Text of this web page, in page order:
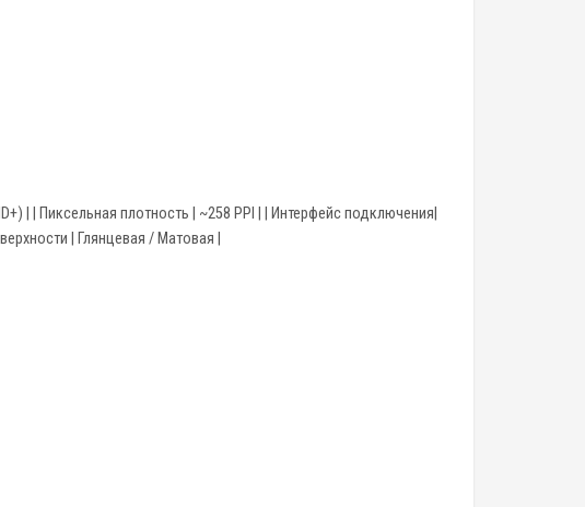
| | Пиксельная плотность | ~258 PPI | | Интерфейс подключения|
| Глянцевая / Матовая |